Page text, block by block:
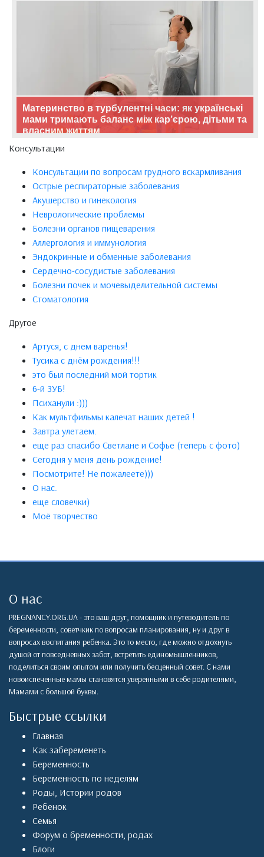
Материнство в турбулентні часи: як українські
мами тримають баланс між кар’єрою, дітьми та
власним життям
Консультации
Консультации по вопросам грудного вскармливания
Острые респираторные заболевания
Акушерство и гинекология
Неврологические проблемы
Болезни органов пищеварения
Аллергология и иммунология
Эндокринные и обменные заболевания
Сердечно-сосудистые заболевания
Болезни почек и мочевыделительной системы
Стоматология
Другое
Артуся, с днем варенья!
Тусика с днём рождения!!!
это был последний мой тортик
6-й ЗУБ!
Психанули :)))
Как мультфильмы калечат наших детей !
Завтра улетаем.
еще раз спасибо Светлане и Софье (теперь с фото)
Сегодня у меня день рождение!
Посмотрите! Не пожалеете)))
О нас.
еще словечки)
Моё творчество
О нас
PREGNANCY.ORG.UA - это ваш друг, помощник и путеводитель по
беременности, советчкик по вопросам планирования, ну и друг в
вопросах воспитания ребенка. Это то место, где можно отдохнуть
душой от повседневных забот, встретить единомышленников,
поделиться своим опытом или получить бесценный совет. С нами
новоиспеченные мамы становятся уверенными в себе родителями,
Мамами с большой буквы.
Быстрые ссылки
Главная
Как забеременеть
Беременность
Беременность по неделям
Роды, Истории родов
Ребенок
Семья
Форум о бременности, родах
Блоги